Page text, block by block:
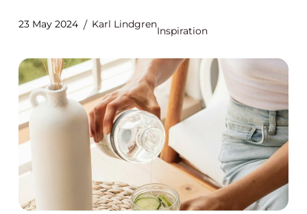
23 May 2024 Karl Lindgren
Inspiration